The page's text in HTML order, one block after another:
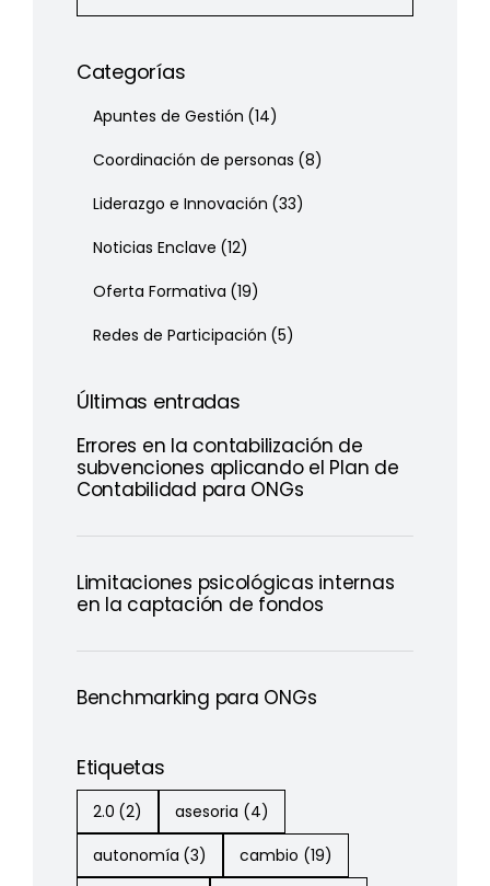
Categorías
Apuntes de Gestión (14)
Coordinación de personas (8)
Liderazgo e Innovación (33)
Noticias Enclave (12)
Oferta Formativa (19)
Redes de Participación (5)
Últimas entradas
Errores en la contabilización de
subvenciones aplicando el Plan de
Contabilidad para ONGs
Limitaciones psicológicas internas
en la captación de fondos
Benchmarking para ONGs
Etiquetas
2.0 (2) asesoria (4)
autonomía (3) cambio (19)